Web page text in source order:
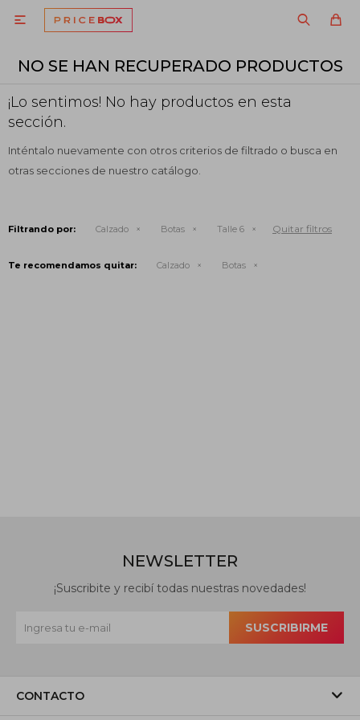

NO SE HAN RECUPERADO PRODUCTOS
¡Lo sentimos! No hay productos en esta
sección.
Inténtalo nuevamente con otros criterios de filtrado o busca en
otras secciones de nuestro catálogo.
Filtrando por: Calzado Botas Talle 6 Quitar filtros
Te recomendamos quitar: Calzado Botas
CONTACTO
NEWSLETTER
¡Suscribite y recibí todas nuestras novedades!
SUSCRIBIRME